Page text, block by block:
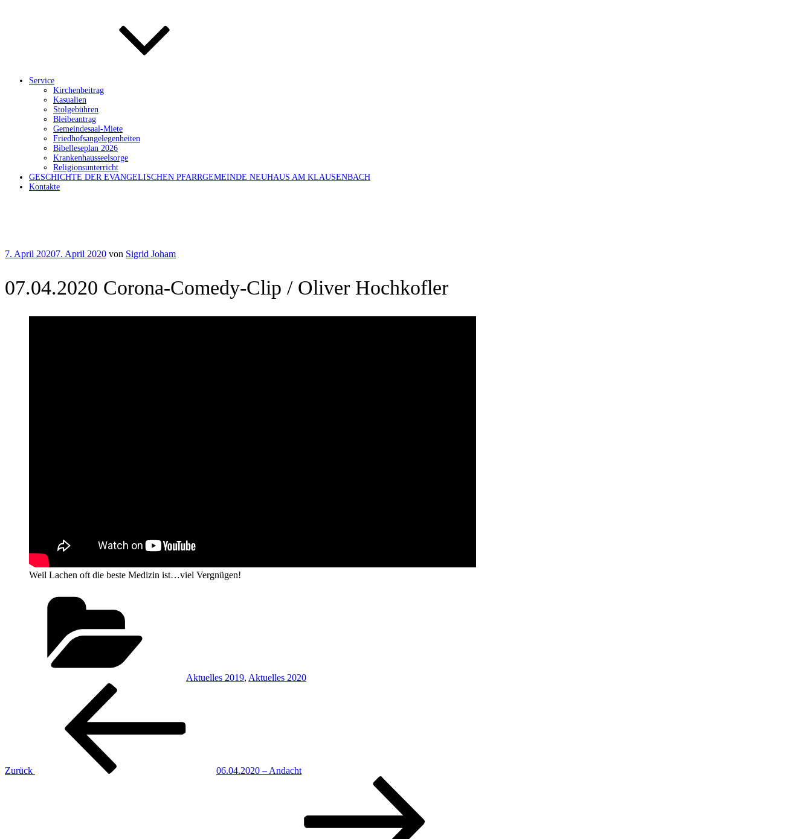
Service
Kirchenbeitrag
Kasualien
Stolgebühren
Bleibeantrag
Gemeindesaal-Miete
Friedhofsangelegenheiten
Bibelleseplan 2026
Krankenhausseelsorge
Religionsunterricht
GESCHICHTE DER EVANGELISCHEN PFARRGEMEINDE NEUHAUS AM KLAUSENBACH
Kontakte
Veröffentlicht
7. April 20207. April 2020 von Sigrid Joham
07.04.2020 Corona-Comedy-Clip / Oliver Hochkofler
Weil Lachen oft die beste Medizin ist…viel Vergnügen!
Aktuelles 2019, Aktuelles 2020
Beitragsnavigation
Zurück
06.04.2020 – Andacht